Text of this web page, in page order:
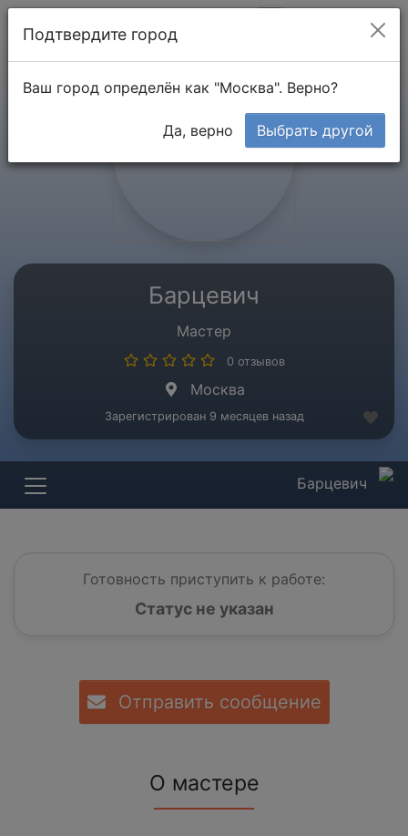
Барцевич
Мастер
0 отзывов
Москва
Зарегистрирован 9 месяцев назад
Барцевич
Готовность приступить к работе:
Статус не указан
Отправить сообщение
О мастере
Подтвердите город
Ваш город определён как "Москва". Верно?
Да, верно Выбрать другой